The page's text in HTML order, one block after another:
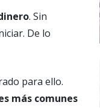
. Sin
De lo
para ello.
más comunes